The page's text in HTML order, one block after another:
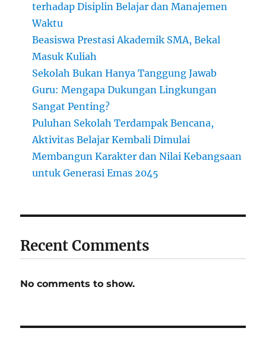
terhadap Disiplin Belajar dan Manajemen
Waktu
Beasiswa Prestasi Akademik SMA, Bekal
Masuk Kuliah
Sekolah Bukan Hanya Tanggung Jawab
Guru: Mengapa Dukungan Lingkungan
Sangat Penting?
Puluhan Sekolah Terdampak Bencana,
Aktivitas Belajar Kembali Dimulai
Membangun Karakter dan Nilai Kebangsaan
untuk Generasi Emas 2045
Recent Comments
No comments to show.